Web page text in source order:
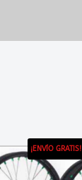
¡ENVÍO GRATIS!